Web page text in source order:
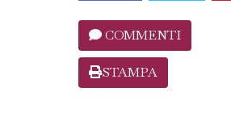
COMMENTI
STAMPA